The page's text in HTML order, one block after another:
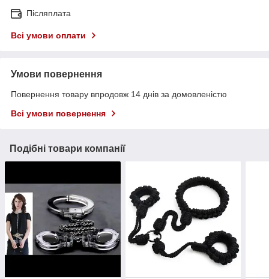
Післяплата
Всі умови оплати
Умови повернення
Повернення товару впродовж 14 днів за домовленістю
Всі умови повернення
Подібні товари компанії